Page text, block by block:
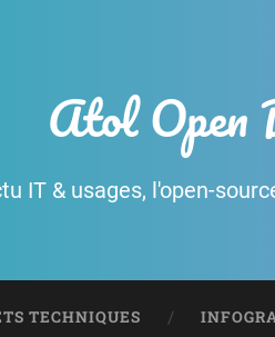
Atol Open
IT & usages, l'open-
TECHNIQUES